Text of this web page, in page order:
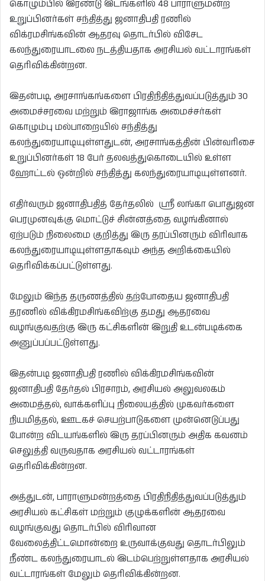
கொழும்பில் இரண்டு இடங்களில் 48 பாராளுமன்ற
உறுப்பினர்கள் சந்தித்து ஜனாதிபதி ரணில்
விக்ரமசிங்கவின் ஆதரவு தொடர்பில் விசேட
கலந்துரையாடலை நடத்தியதாக அரசியல் வட்டாரங்கள்
தெரிவிக்கின்றன.
இதன்படி, அரசாங்கங்களை பிரதிநிதித்துவப்படுத்தும் 30
அமைச்சரவை மற்றும் இராஜாங்க அமைச்சர்கள்
கொழும்பு மல்பாறையில் சந்தித்து
கலந்துரையாடியுள்ளதுடன், அரசாங்கத்தின் பின்வரிசை
உறுப்பினர்கள் 18 பேர் தலவத்துகொடையில் உள்ள
ஹோட்டல் ஒன்றில் சந்தித்து கலந்துரையாடியுள்ளனர்.
எதிர்வரும் ஜனாதிபதித் தேர்தலில் ஸ்ரீ லங்கா பொதுஜன
பெரமுனவுக்கு மொட்டுச் சின்னத்தை வழங்கினால்
ஏற்படும் நிலைமை குறித்து இரு தரப்பினரும் விரிவாக
கலந்துரையாடியுள்ளதாகவும் அந்த அறிக்கையில்
தெரிவிக்கப்பட்டுள்ளது.
மேலும் இந்த தருணத்தில் தற்போதைய ஜனாதிபதி
தரணில் விக்கிரமசிங்கவிற்கு தமது ஆதரவை
வழங்குவதற்கு இரு கட்சிகளின் இறுதி உடன்படிக்கை
அனுப்பப்பட்டுள்ளது.
இதன்படி ஜனாதிபதி ரணில் விக்கிரமசிங்கவின்
ஜனாதிபதி தேர்தல் பிரசாரம், அரசியல் அலுவலகம்
அமைத்தல், வாக்களிப்பு நிலையத்தில் முகவர்களை
நியமித்தல், ஊடகச் செயற்பாடுகளை முன்னெடுப்பது
போன்ற விடயங்களில் இரு தரப்பினரும் அதிக கவனம்
செலுத்தி வருவதாக அரசியல் வட்டாரங்கள்
தெரிவிக்கின்றன.
அத்துடன், பாராளுமன்றத்தை பிரதிநிதித்துவப்படுத்தும்
அரசியல் கட்சிகள் மற்றும் குழுக்களின் ஆதரவை
வழங்குவது தொடர்பில் விரிவான
வேலைத்திட்டமொன்றை உருவாக்குவது தொடர்பிலும்
நீண்ட கலந்துரையாடல் இடம்பெற்றுள்ளதாக அரசியல்
வட்டாரங்கள் மேலும் தெரிவிக்கின்றன.